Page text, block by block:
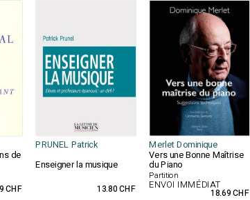
PRUNEL Patrick Merlet Dominique
de
Enseigner la musique
Vers une Bonne Maîtrise
du Piano
Partition
CHF 13.80 CHF ENVOI IMMÉDIAT
18.69 CHF